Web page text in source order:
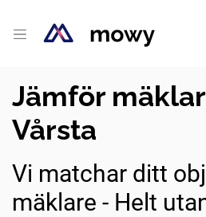
Jämför
Vårsta
Vi matchar ditt
mäklare - Helt